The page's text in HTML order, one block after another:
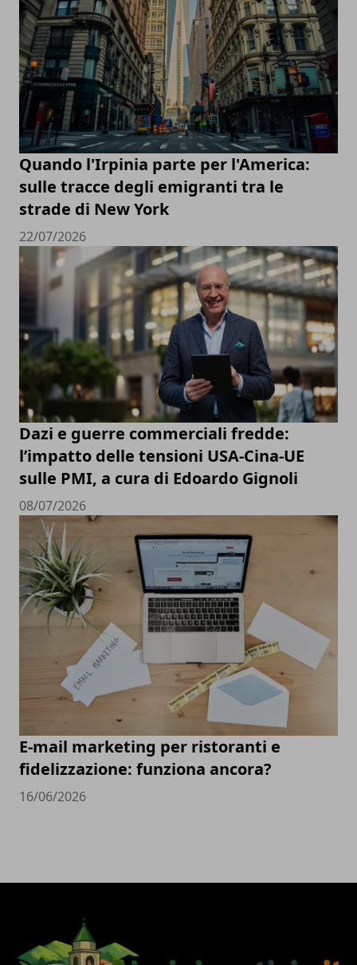
Quando l'Irpinia parte per l'America:
sulle tracce degli emigranti tra le
strade di New York
22/07/2026
Dazi e guerre commerciali fredde:
l’impatto delle tensioni USA-Cina-UE
sulle PMI, a cura di Edoardo Gignoli
08/07/2026
E-mail marketing per ristoranti e
fidelizzazione: funziona ancora?
16/06/2026